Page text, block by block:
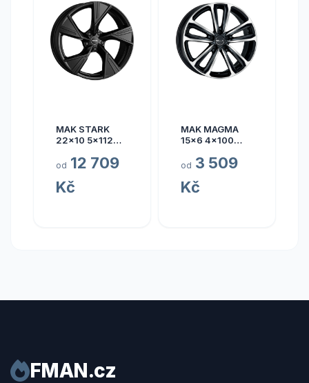
MAK STARK
22x10 5x112
od 12 709
Kč
MAK MAGMA
15x6 4x100
od 3 509
Kč
FMAN.cz